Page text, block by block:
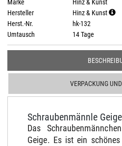
Marke
Hinz & Kunst
Hersteller
Hinz & Kunst
Herst.-Nr.
hk-132
Umtausch
14 Tage
VERPACKUNG
Schraubenmännle
Das
Geige. Es ist ein